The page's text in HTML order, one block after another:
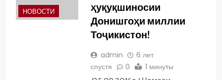
НОВОСТИ
ҳуқуқшиносии
Донишгоҳи миллии
Тоҷикистон!
admin
6 лет
спустя
0 1 минуты